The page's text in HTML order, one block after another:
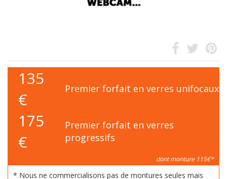
135
€
Premier forfait en verres unifocaux
175
€
Premier forfait en verres
progressifs
dont monture 115€*
* Nous ne commercialisons pas de montures seules mais